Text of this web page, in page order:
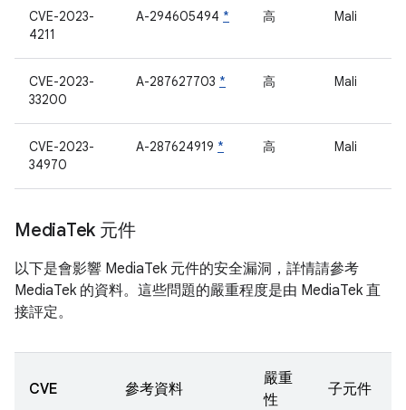
CVE-2023-
4211
A-294605494 * 高 Mali
CVE-2023-
33200
A-287627703 * 高 Mali
CVE-2023-
34970
A-287624919 * 高 Mali
MediaTek 元件
以下是會影響 MediaTek 元件的安全漏洞，詳情請參考
MediaTek 的資料。這些問題的嚴重程度是由 MediaTek 直
接評定。
CVE 參考資料
嚴重
性
子元件